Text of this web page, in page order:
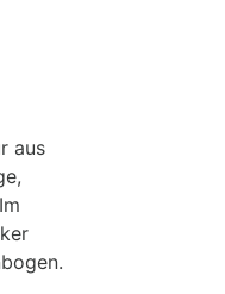
aus